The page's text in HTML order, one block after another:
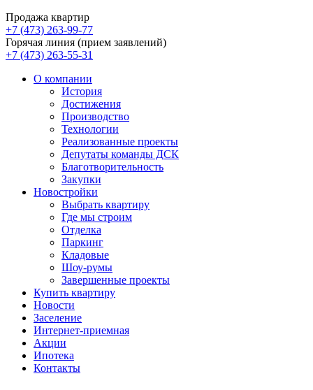
Продажа квартир
+7 (473) 263-99-77
Горячая линия (прием заявлений)
+7 (473) 263-55-31
О компании
История
Достижения
Производство
Технологии
Реализованные проекты
Депутаты команды ДСК
Благотворительность
Закупки
Новостройки
Выбрать квартиру
Где мы строим
Отделка
Паркинг
Кладовые
Шоу-румы
Завершенные проекты
Купить квартиру
Новости
Заселение
Интернет-приемная
Акции
Ипотека
Контакты